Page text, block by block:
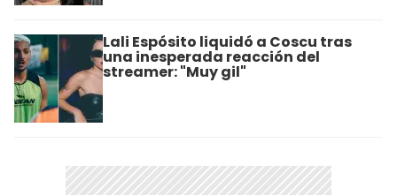
Lali Espósito liquidó a Coscu tras
una inesperada reacción del
streamer: "Muy gil"